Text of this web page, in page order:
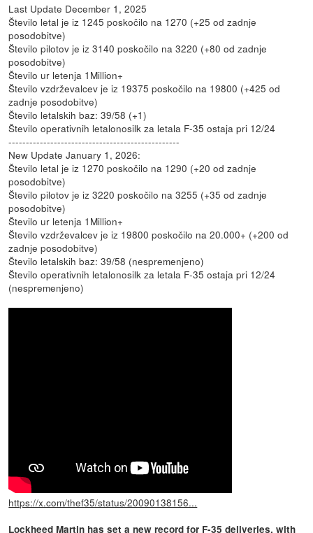
Last Update December 1, 2025
Število letal je iz 1245 poskočilo na 1270 (+25 od zadnje
posodobitve)
Število pilotov je iz 3140 poskočilo na 3220 (+80 od zadnje
posodobitve)
Število ur letenja 1Million+
Število vzdrževalcev je iz 19375 poskočilo na 19800 (+425 od
zadnje posodobitve)
Število letalskih baz: 39/58 (+1)
Število operativnih letalonosilk za letala F-35 ostaja pri 12/24
-------------------------------------------------
New Update January 1, 2026:
Število letal je iz 1270 poskočilo na 1290 (+20 od zadnje
posodobitve)
Število pilotov je iz 3220 poskočilo na 3255 (+35 od zadnje
posodobitve)
Število ur letenja 1Million+
Število vzdrževalcev je iz 19800 poskočilo na 20.000+ (+200 od
zadnje posodobitve)
Število letalskih baz: 39/58 (nespremenjeno)
Število operativnih letalonosilk za letala F-35 ostaja pri 12/24
(nespremenjeno)
https://x.com/thef35/status/20090138156...
Lockheed Martin has set a new record for F-35 deliveries, with